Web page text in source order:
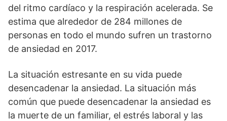
del ritmo cardíaco y la respiración acelerada. Se
estima que alrededor de 284 millones de
personas en todo el mundo sufren un trastorno
de ansiedad en 2017.
La situación estresante en su vida puede
desencadenar la ansiedad. La situación más
común que puede desencadenar la ansiedad es
la muerte de un familiar, el estrés laboral y las